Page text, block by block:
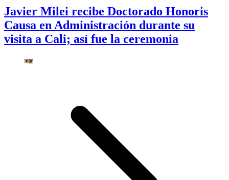
Javier Milei recibe Doctorado Honoris
Causa en Administración durante su
visita a Cali; así fue la ceremonia